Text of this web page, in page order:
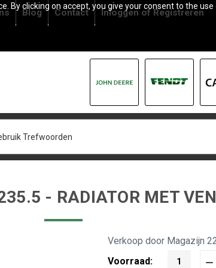
By clicking on accept, you give your consent to the
Blog Contact InloggenofRegistreren
- RADIATOR MET
Verkoop door Magazijn
Voorraad:
1